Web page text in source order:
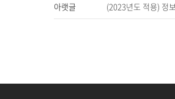
아랫글 (2023년도 적용) 정